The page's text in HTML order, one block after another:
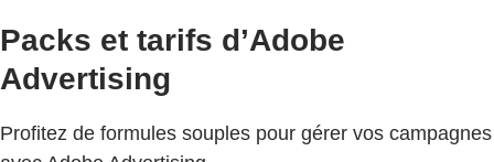
Packs et tarifs d’Adobe
Advertising
Profitez de formules souples pour gérer vos campagnes